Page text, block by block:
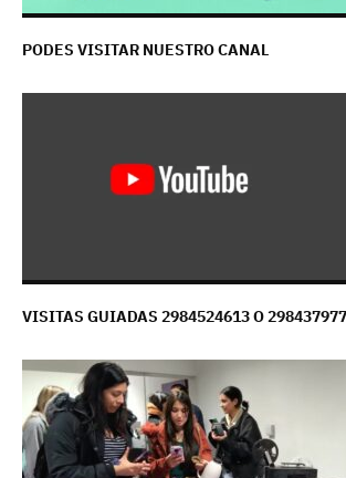
PODES VISITAR NUESTRO CANAL
VISITAS GUIADAS 2984524613 O